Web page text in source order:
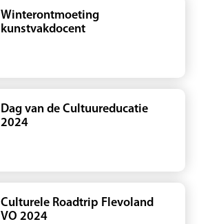
Winterontmoeting
kunstvakdocent
Dag van de Cultuureducatie
2024
Culturele Roadtrip Flevoland
VO 2024